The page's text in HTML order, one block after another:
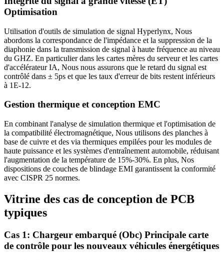
Optimisation
Utilisation d'outils de simulation de signal Hyperlynx, Nous
abordons la correspondance de l'impédance et la suppression de la
diaphonie dans la transmission de signal à haute fréquence au niveau
du GHZ. En particulier dans les cartes mères du serveur et les cartes
d'accélérateur IA, Nous nous assurons que le retard du signal est
contrôlé dans ± 5ps et que les taux d'erreur de bits restent inférieurs
à 1E-12.
Gestion thermique et conception EMC
En combinant l'analyse de simulation thermique et l'optimisation de
la compatibilité électromagnétique, Nous utilisons des planches à
base de cuivre et des via thermiques empilées pour les modules de
haute puissance et les systèmes d'entraînement automobile, réduisant
l'augmentation de la température de 15%-30%. En plus, Nos
dispositions de couches de blindage EMI garantissent la conformité
avec CISPR 25 normes.
Vitrine des cas de conception de PCB
typiques
Cas 1: Chargeur embarqué (Obc) Principale carte
de contrôle pour les nouveaux véhicules énergétiques